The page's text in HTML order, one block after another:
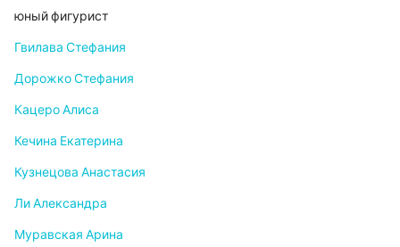
юный фигурист
Гвилава Стефания
Дорожко Стефания
Кацеро Алиса
Кечина Екатерина
Кузнецова Анастасия
Ли Александра
Муравская Арина